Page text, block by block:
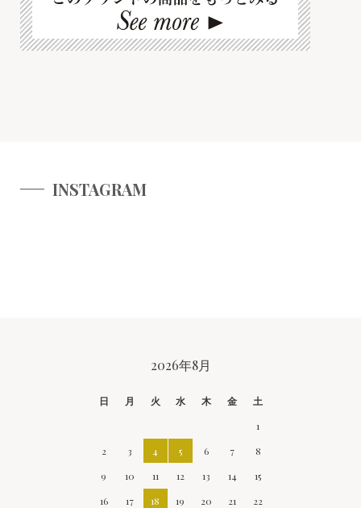
INSTAGRAM
2026年8月
日 月 火 水 木 金
土
1
2
3 4 5 6 7
8
9
10 11 12 13 14
15
16
17 18 19 20 21
22